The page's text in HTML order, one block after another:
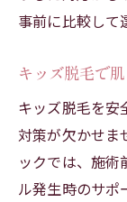
事前に比較して
キッズ脱毛で
キッズ脱毛を安
対策が欠かせま
ックでは、施
ル発生時のサポ